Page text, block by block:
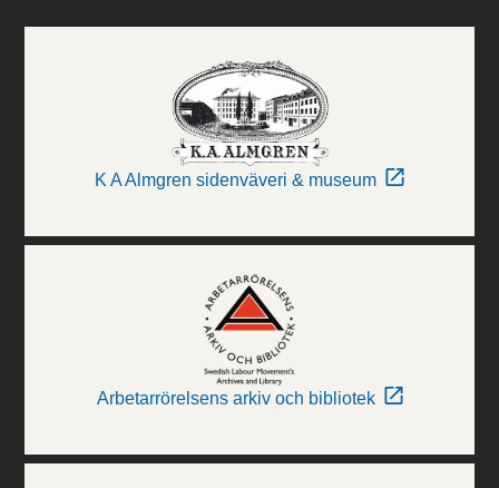
K A Almgren sidenväveri & museum
Arbetarrörelsens arkiv och bibliotek